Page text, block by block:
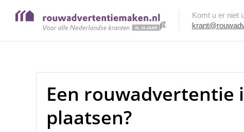
Komt u er niet
Een rouwadvertentie
plaatsen?